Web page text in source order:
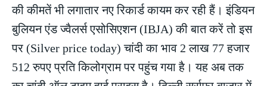
की कीमतें भी लगातार नए रिकार्ड कायम कर रही हैं। इंडियन
बुलियन एंड ज्वैलर्स एसोसिएशन (IBJA) की बात करें तो इस
पर (Silver price today) चांदी का भाव 2 लाख 77 हजार
512 रुपए प्रति किलोग्राम पर पहुंच गया है। यह अब तक